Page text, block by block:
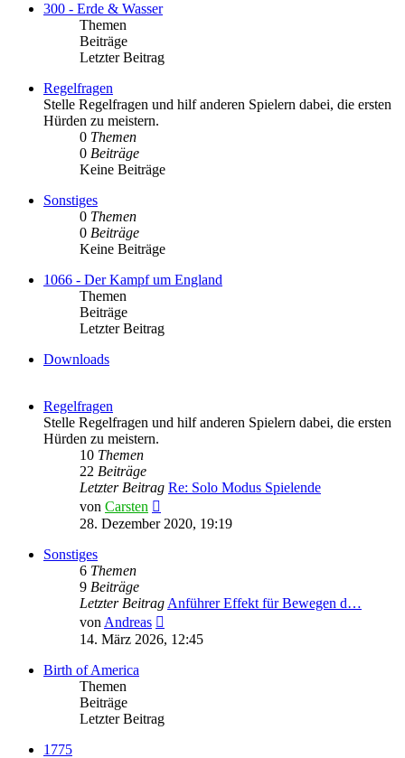
300 - Erde & Wasser
Themen
Beiträge
Letzter Beitrag
Regelfragen
Stelle Regelfragen und hilf anderen Spielern dabei, die ersten
Hürden zu meistern.
0 Themen
0 Beiträge
Keine Beiträge
Sonstiges
0 Themen
0 Beiträge
Keine Beiträge
1066 - Der Kampf um England
Themen
Beiträge
Letzter Beitrag
Downloads
Regelfragen
Stelle Regelfragen und hilf anderen Spielern dabei, die ersten
Hürden zu meistern.
10 Themen
22 Beiträge
Letzter Beitrag Re: Solo Modus Spielende
von Carsten
Beitrag
28. Dezember 2020, 19:19
Sonstiges
6 Themen
9 Beiträge
Letzter Beitrag Anführer Effekt für Bewegen d…
von Andreas
Beitrag
14. März 2026, 12:45
Birth of America
Themen
Beiträge
Letzter Beitrag
1775